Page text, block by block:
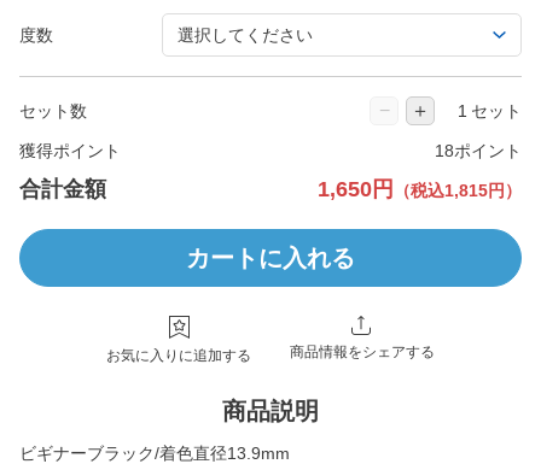
度数
セット数 − ＋ セット
獲得ポイント 18ポイント
合計金額 1,650円 （税込1,815円）
カートに入れる
お気に入りに追加する 商品情報をシェアする
商品説明
ビギナーブラック/着色直径13.9mm